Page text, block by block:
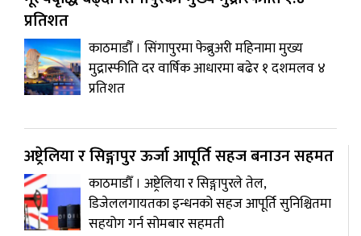
प्रतिशत
काठमाडौँ । सिंगापुरमा फेब्रुअरी महिनामा मुख्य
मुद्रास्फीति दर वार्षिक आधारमा बढेर १ दशमलव ४
प्रतिशत
अष्ट्रेलिया र सिङ्गापुर ऊर्जा आपूर्ति सहज बनाउन सहमत
काठमाडाैँ । अष्ट्रेलिया र सिङ्गापुरले तेल,
डिजेललगायतका इन्धनको सहज आपूर्ति सुनिश्चितमा
सहयोग गर्न सोमबार सहमती